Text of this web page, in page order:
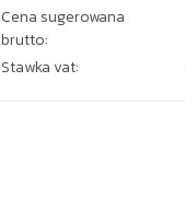
Cena sugerowana
brutto:
Stawka vat: